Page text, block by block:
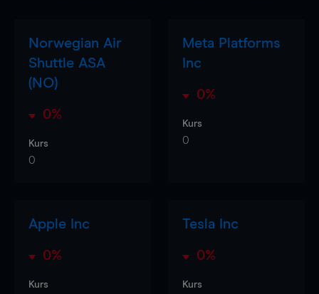
Norwegian Air
Shuttle ASA
(NO)
0%
Kurs
0
Meta Platforms
Inc
0%
Kurs
0
Apple Inc
0%
Kurs
Tesla Inc
0%
Kurs